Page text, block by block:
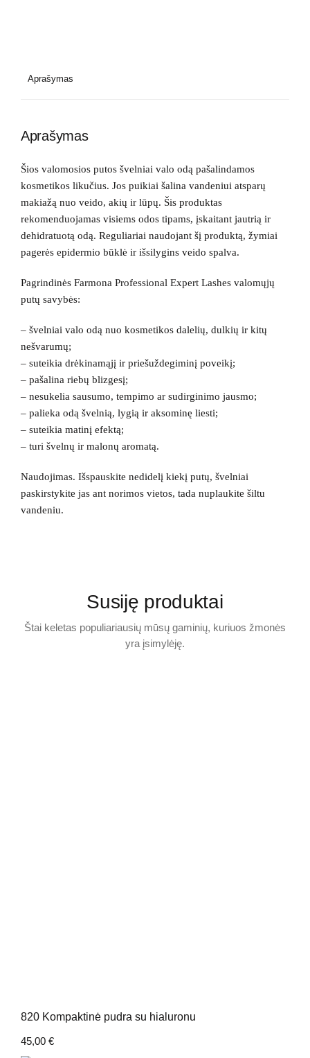
Aprašymas
Aprašymas
Šios valomosios putos švelniai valo odą pašalindamos
kosmetikos likučius. Jos puikiai šalina vandeniui atsparų
makiažą nuo veido, akių ir lūpų. Šis produktas
rekomenduojamas visiems odos tipams, įskaitant jautrią ir
dehidratuotą odą. Reguliariai naudojant šį produktą, žymiai
pagerės epidermio būklė ir išsilygins veido spalva.
Pagrindinės Farmona Professional Expert Lashes valomųjų
putų savybės:
– švelniai valo odą nuo kosmetikos dalelių, dulkių ir kitų
nešvarumų;
– suteikia drėkinamąjį ir priešuždegiminį poveikį;
– pašalina riebų blizgesį;
– nesukelia sausumo, tempimo ar sudirginimo jausmo;
– palieka odą švelnią, lygią ir aksominę liesti;
– suteikia matinį efektą;
– turi švelnų ir malonų aromatą.
Naudojimas. Išspauskite nedidelį kiekį putų, švelniai
paskirstykite jas ant norimos vietos, tada nuplaukite šiltu
vandeniu.
Susiję produktai
Štai keletas populiariausių mūsų gaminių, kuriuos žmonės
yra įsimylėję.
820 Kompaktinė pudra su hialuronu
45,00 €